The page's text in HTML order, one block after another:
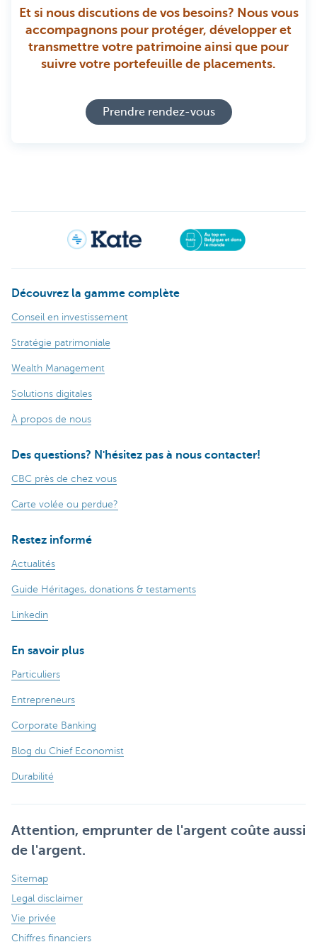
Et si nous discutions de vos besoins? Nous vous
accompagnons pour protéger, développer et
transmettre votre patrimoine ainsi que pour
suivre votre portefeuille de placements.
Prendre rendez-vous
Découvrez la gamme complète
Conseil en investissement
Stratégie patrimoniale
Wealth Management
Solutions digitales
À propos de nous
Des questions? N'hésitez pas à nous contacter!
CBC près de chez vous
Carte volée ou perdue?
Restez informé
Actualités
Guide Héritages, donations & testaments
Linkedin
En savoir plus
Particuliers
Entrepreneurs
Corporate Banking
Blog du Chief Economist
Durabilité
Attention, emprunter de l'argent coûte aussi
de l'argent.
Sitemap
Legal disclaimer
Vie privée
Chiffres financiers